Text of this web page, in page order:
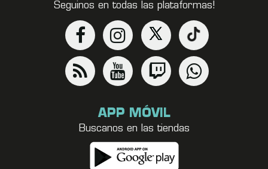
Seguinos en todas las plataformas!
APP MÓVIL
Buscanos en las tiendas